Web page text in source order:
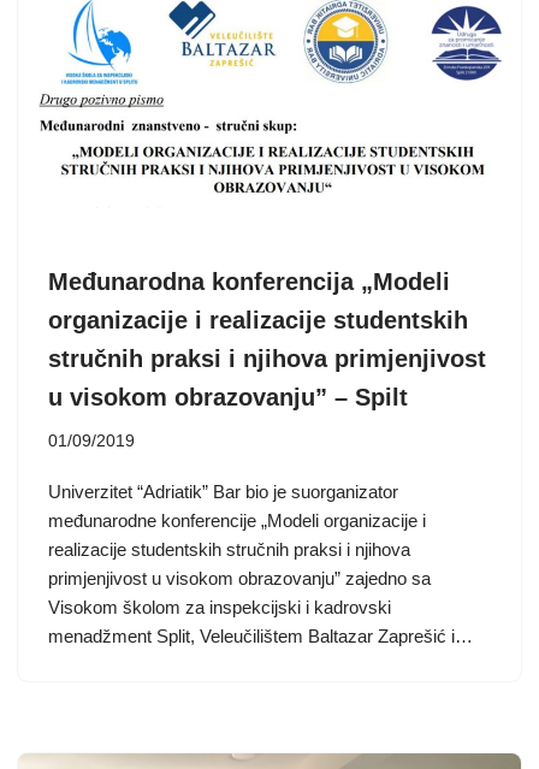
Međunarodna konferencija „Modeli
organizacije i realizacije studentskih
stručnih praksi i njihova primjenjivost
u visokom obrazovanju” – Spilt
01/09/2019
Univerzitet “Adriatik” Bar bio je suorganizator
međunarodne konferencije „Modeli organizacije i
realizacije studentskih stručnih praksi i njihova
primjenjivost u visokom obrazovanju” zajedno sa
Visokom školom za inspekcijski i kadrovski
menadžment Split, Veleučilištem Baltazar Zaprešić i…